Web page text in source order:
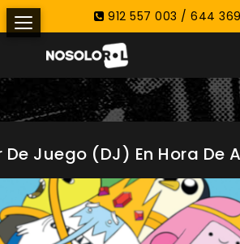
912 557 003 / 644
De Juego (DJ) En Hora De